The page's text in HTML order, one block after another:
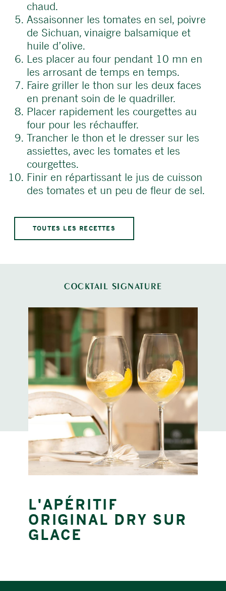
chaud.
Assaisonner les tomates en sel, poivre
de Sichuan, vinaigre balsamique et
huile d’olive.
Les placer au four pendant 10 mn en
les arrosant de temps en temps.
Faire griller le thon sur les deux faces
en prenant soin de le quadriller.
Placer rapidement les courgettes au
four pour les réchauffer.
Trancher le thon et le dresser sur les
assiettes, avec les tomates et les
courgettes.
Finir en répartissant le jus de cuisson
des tomates et un peu de fleur de sel.
TOUTES LES RECETTES
COCKTAIL SIGNATURE
L'APÉRITIF
ORIGINAL DRY SUR
GLACE